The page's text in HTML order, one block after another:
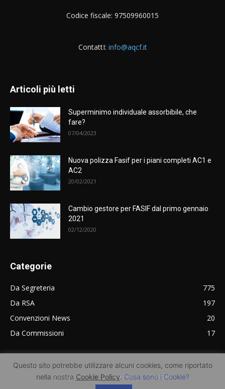
Codice fiscale: 97509960015
ContattI: info@aqcf.it
Articoli più letti
Superminimo individuale assorbibile, che
fare?
07/04/2023
Nuova polizza Fasif per i piani completi AC1 e
AC2
20/02/2021
Cambio gestore per FASIF dal primo gennaio
2021
02/12/2020
Categorie
Da Segreteria
775
Da RSA
197
Convenzioni News
20
Da Commissioni
17
Privacy Policy Cookie Policy Contatti
Questo sito potrebbe utilizzare alcuni cookies, come riportato
nella nostra Cookie Policy. Cosa sono i Cookie?